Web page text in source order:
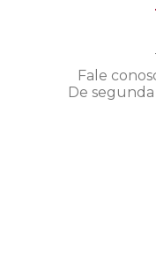
Fale
De segunda